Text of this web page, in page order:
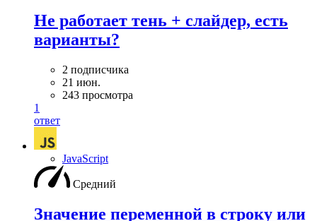
Не работает тень + слайдер, есть
варианты?
2 подписчика
21 июн.
243 просмотра
1
ответ
JavaScript
Средний
Значение переменной в строку или